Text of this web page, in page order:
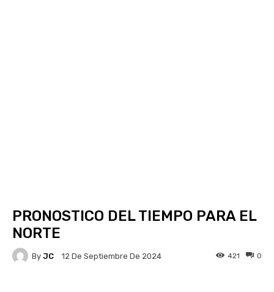
PRONOSTICO DEL TIEMPO PARA EL
NORTE
By JC 12 De Septiembre De 2024 0
421